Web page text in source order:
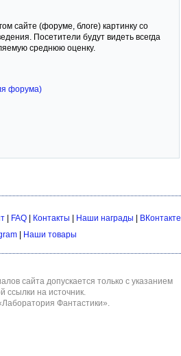
сайте (форуме, блоге) картинку со
Посетители будут видеть всегда
среднюю оценку.
форума)
| FAQ| Контакты | Наши награды | ВКонтакте
| Наши товары
сайта допускается только с указанием
ссылки на источник.
Фантастики»